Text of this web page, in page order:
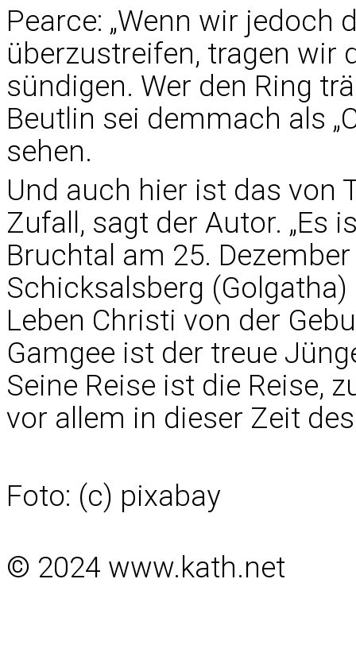
Pearce: „Wenn wir jedoch
überzustreifen, tragen wir
sündigen. Wer den Ring
Beutlin sei demmach als
sehen.
Und auch hier ist das von
Zufall, sagt der Autor. „Es
Bruchtal am 25.
Schicksalsberg
Leben Christi von der
Gamgee ist der treue
Seine Reise ist die Reise,
vor allem in dieser Zeit des
Foto: (c) pixabay
© 2024 www.kath.net